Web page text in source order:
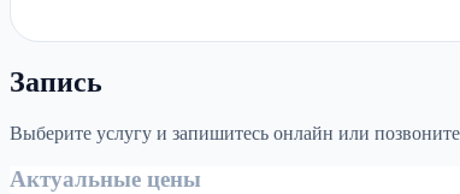
Запись
Выберите услугу и запишитесь онлайн или позвоните
Актуальные цены